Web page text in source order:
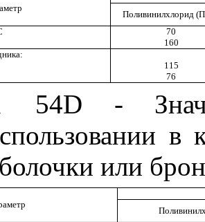
Поливинилхлорид
70
160
115
76
54D -
в
или